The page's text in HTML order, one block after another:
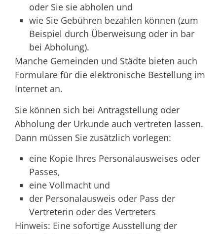
oder Sie sie abholen und
wie Sie Gebühren bezahlen können (zum
Beispiel durch Überweisung oder in bar
bei Abholung).
Manche Gemeinden und Städte bieten auch
Formulare für die elektronische Bestellung im
Internet an.
Sie können sich bei Antragstellung oder
Abholung der Urkunde auch vertreten lassen.
Dann müssen Sie zusätzlich vorlegen:
eine Kopie Ihres Personalausweises oder
Passes,
eine Vollmacht und
der Personalausweis oder Pass der
Vertreterin oder des Vertreters
Hinweis: Eine sofortige Ausstellung der